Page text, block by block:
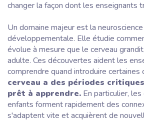
changer la façon dont les enseignants
Un domaine majeur est la
développementale. Elle étudie
évolue à mesure que le cerveau
adulte. Ces découvertes aident les
comprendre quand introduire certaines
cerveau a des périodes
prêt à apprendre. En particulier,
enfants forment rapidement des
s'adaptent vite et acquièrent de